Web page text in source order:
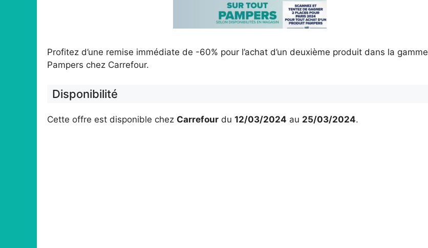
Profitez d’une remise immédiate de -60% pour l’achat d’un deuxième produit dans la gamme
Pampers chez Carrefour.
Disponibilité
Cette offre est disponible chez Carrefour du 12/03/2024 au 25/03/2024.